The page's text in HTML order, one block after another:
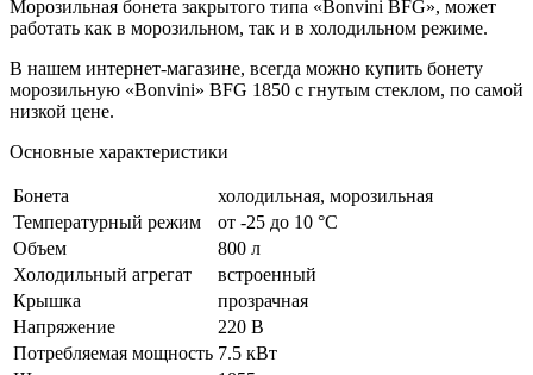
Морозильная бонета закрытого типа «Bonvini BFG», может
работать как в морозильном, так и в холодильном режиме.
В нашем интернет-магазине, всегда можно купить бонету
морозильную «Bonvini» BFG 1850 с гнутым стеклом, по самой
низкой цене.
Основные характеристики
Бонета
холодильная, морозильная
Температурный режим
от -25 до 10 °C
Объем
800 л
Холодильный агрегат
встроенный
Крышка
прозрачная
Напряжение
220 В
Потребляемая мощность 7.5 кВт